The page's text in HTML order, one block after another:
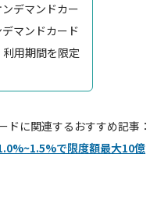
デマンドカー
マンドカード
利用期間を限定
ドに関連するおすすめ記事：
で限度額最大10億